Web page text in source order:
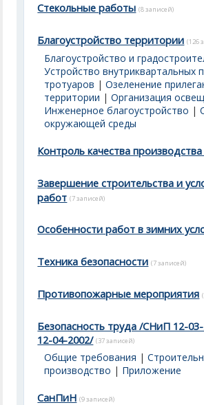
Стекольные работы (8 записей)
Благоустройство территории (126
Благоустройство и
Устройство внутриквартальных
тротуаров |Озеленение
территории |Организация
Инженерное благоустройство |
окружающей среды
Контроль качества
Завершение строительства и
работ (7 записей)
Особенности работ в зимних
Техника безопасности (7 записей)
Противопожарные мероприятия
Безопасность труда /СНиП 12-
12-04-2002/ (37 записей)
Общие требования |
производство | Приложение
СанПиН (9 записей)